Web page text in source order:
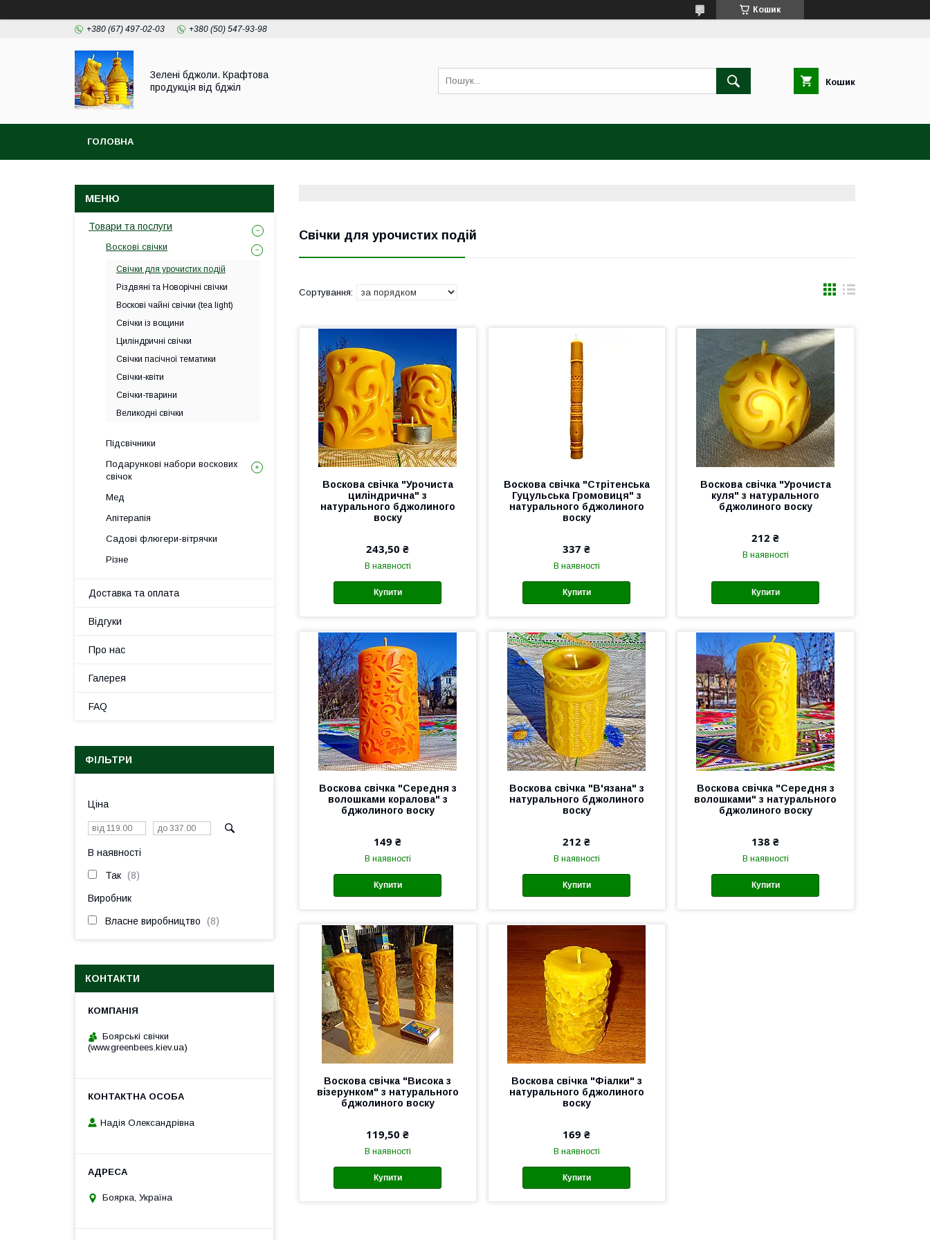
Кошик
+380 (67) 497-02-03 +380 (50) 547-93-98
Зелені бджоли. Крафтова
продукція від бджіл
Кошик
ГОЛОВНА
Свічки для урочистих подій
Воскова свічка "Урочиста
циліндрична" з
натурального бджолиного
воску
243,50 ₴
В наявності
Купити
Воскова свічка "Стрітенська
Гуцульська Громовиця" з
натурального бджолиного
воску
337 ₴
В наявності
Купити
Воскова свічка "Урочиста
куля" з натурального
бджолиного воску
212 ₴
В наявності
Купити
Воскова свічка "Середня з
волошками коралова" з
бджолиного воску
149 ₴
В наявності
Купити
Воскова свічка "В'язана" з
натурального бджолиного
воску
212 ₴
В наявності
Купити
Воскова свічка "Середня з
волошками" з натурального
бджолиного воску
138 ₴
В наявності
Купити
Воскова свічка "Висока з
візерунком" з натурального
бджолиного воску
119,50 ₴
В наявності
Купити
Воскова свічка "Фіалки" з
натурального бджолиного
воску
169 ₴
В наявності
Купити
Товари та послуги
Воскові свічки
Свічки для урочистих подій
Різдвяні та Новорічні свічки
Воскові чайні свічки (tea light)
Свічки із вощини
Циліндричні свічки
Свічки пасічної тематики
Свічки-квіти
Свічки-тварини
Великодні свічки
Підсвічники
Подарункові набори воскових
свічок
Мед
Апітерапія
Садові флюгери-вітрячки
Різне
Доставка та оплата
Відгуки
Про нас
Галерея
FAQ
ФІЛЬТРИ
Ціна
В наявності
Так 8
Виробник
Власне виробництво 8
КОНТАКТИ
Боярські свічки
(www.greenbees.kiev.ua)
Надія Олександрівна
Боярка, Україна